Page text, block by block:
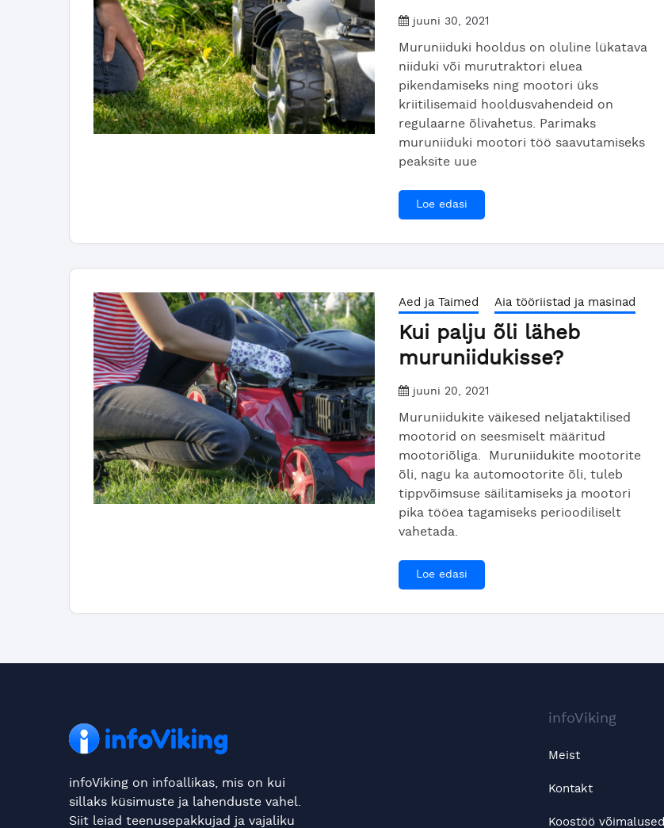
juuni 30, 2021
Muruniiduki hooldus on oluline lükatava
niiduki või murutraktori eluea
pikendamiseks ning mootori üks
kriitilisemaid hooldusvahendeid on
regulaarne õlivahetus. Parimaks
muruniiduki mootori töö saavutamiseks
peaksite uue
Loe edasi
Aed ja Taimed Aia tööriistad ja masinad
Kui palju õli läheb
muruniidukisse?
juuni 20, 2021
Muruniidukite väikesed neljataktilised
mootorid on seesmiselt määritud
mootoriõliga. Muruniidukite mootorite
õli, nagu ka automootorite õli, tuleb
tippvõimsuse säilitamiseks ja mootori
pika tööea tagamiseks perioodiliselt
vahetada.
Loe edasi
infoViking on infoallikas, mis on kui
sillaks küsimuste ja lahenduste vahel.
Siit leiad teenusepakkujad ja vajaliku
infoViking
Meist
Kontakt
Koostöö võimalused